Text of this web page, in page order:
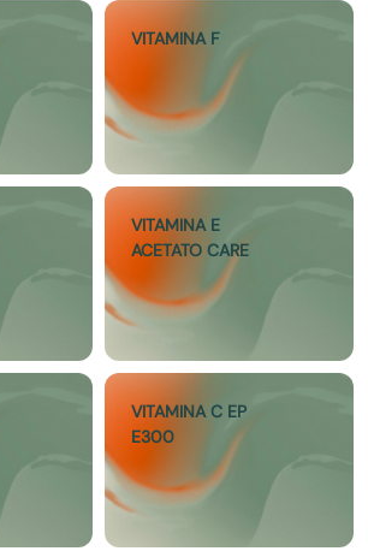
VITAMINA F
VITAMINA E
ACETATO CARE
VITAMINA C EP
E300